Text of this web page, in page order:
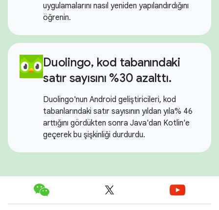
uygulamalarını nasıl yeniden yapılandırdığını
öğrenin.
Duolingo, kod tabanındaki
satır sayısını %30 azalttı.
Duolingo'nun Android geliştiricileri, kod
tabanlarındaki satır sayısının yıldan yıla% 46
arttığını gördükten sonra Java'dan Kotlin'e
geçerek bu şişkinliği durdurdu.